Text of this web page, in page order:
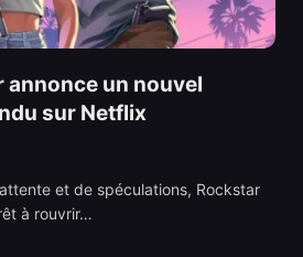
annonce un nouvel
sur Netflix
et de spéculations, Rockstar
à rouvrir…